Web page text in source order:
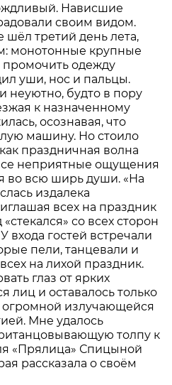
Нависшие
своим видом.
шёл третий день лета,
монотонные крупные
одежду
уши, нос и пальцы.
неуютно, будто в пору
к назначенному
осознавая, что
машину. Но стоило
праздничная волна
неприятные ощущения
во всю ширь души. «На
издалека
всех на праздник
со всех сторон
входа гостей встречали
пели, танцевали и
на лихой праздник.
глаз от ярких
лиц и оставалось только
огромной излучающейся
Мне удалось
толпу к
«Прялица» Спицыной
рассказала о своём